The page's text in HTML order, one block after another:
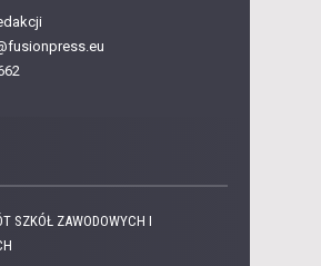
SZKÓŁ ZAWODOWYCH I